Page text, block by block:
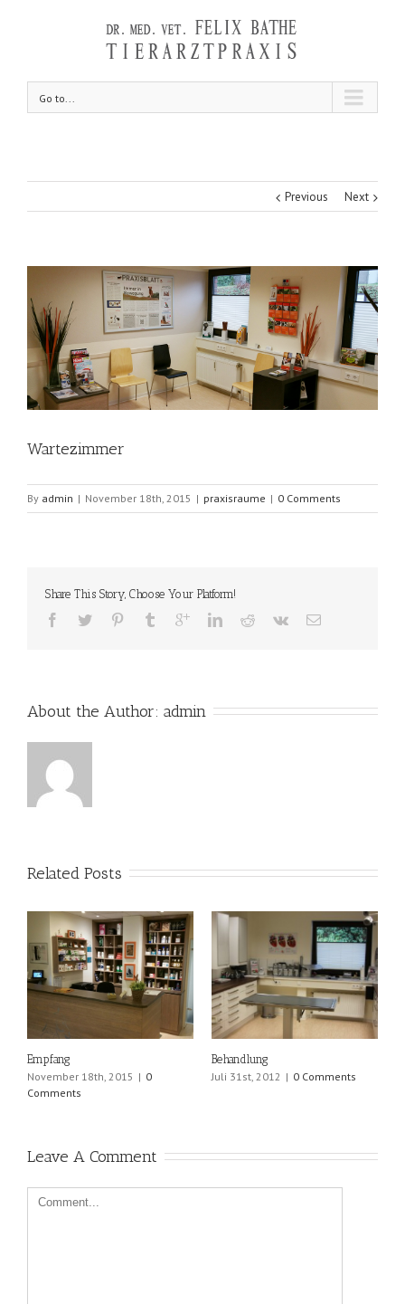
Go to...
Previous Next
Wartezimmer
By admin | November 18th, 2015 | praxisraume | 0 Comments
Share This Story, Choose Your Platform!
About the Author: admin
Related Posts
Empfang
November 18th, 2015 | 0
Comments
Behandlung
Juli 31st, 2012 | 0 Comments
Leave A Comment